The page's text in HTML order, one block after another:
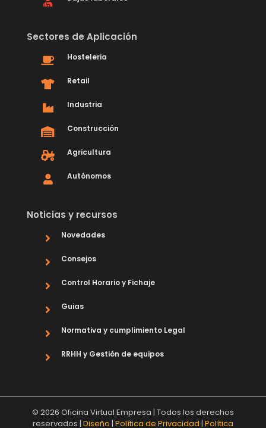
Sectores de Aplicación
Hosteleria
Retail
Industria
Construcción
Agricultura
Autónomos
Noticias y recursos
Novedades
Consejos
Control Horario y Fichaje
Guias
Normativa y cumplimiento Legal
RRHH y Gestión de equipos
© 2026 Oficina Virtual Empresa | Todos los derechos
reservados | Diseño | Política de Privacidad | Política